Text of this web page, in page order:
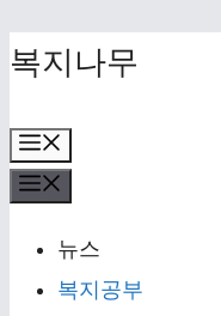
Skip
content
복지나무
뉴스
복지공부